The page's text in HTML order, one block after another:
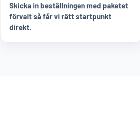
Skicka in beställningen med paketet
förvalt så får vi rätt startpunkt
direkt.